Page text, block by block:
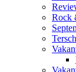
Rock